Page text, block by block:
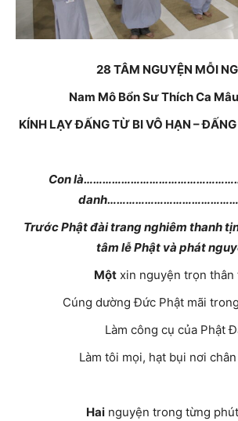
28 TÂM NGUYỆN MỖI
Nam Mô Bổn Sư Thích Ca
KÍNH LẠY ĐẤNG TỪ BI VÔ HẠN – ĐẤNG
Con
Trước Phật đài trang nghiêm thanh
tâm lễ Phật và phát
Mộtxin nguyện trọn thân
Cúng dường Đức Phật mãi
Làm công cụ của Phật
Làm tôi mọi, hạt bụi nơi
Hai nguyện trong từng